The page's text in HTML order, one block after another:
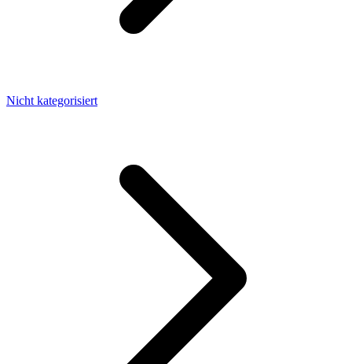
Nicht kategorisiert